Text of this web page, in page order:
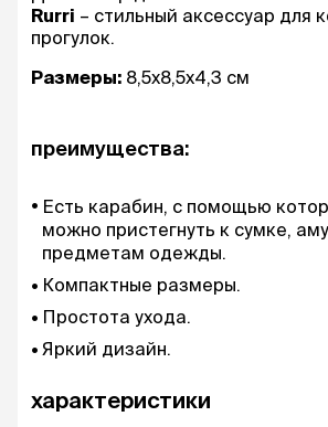
Rurri – стильный аксессуар для
прогулок.
Размеры: 8,5х8,5х4,3 см
преимущества:
Есть карабин, с помощью
можно пристегнуть к сумке,
предметам одежды.
Компактные размеры.
Простота ухода.
Яркий дизайн.
характеристики